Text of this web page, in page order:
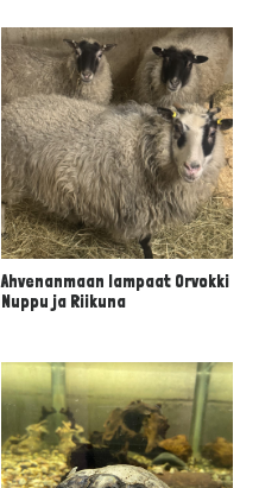
Ahvenanmaan lampaat Orvokki
Nuppu ja Riikuna